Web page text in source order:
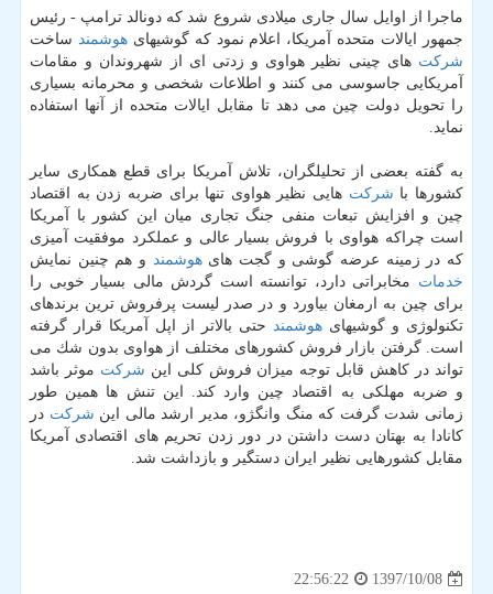
ماجرا از اوایل سال جاری میلادی شروع شد كه دونالد ترامپ - رئیس
جمهور ایالات متحده آمریكا، اعلام نمود كه گوشیهایهوشمند ساخت
شركت های چینی نظیر هواوی و زدتی ای از شهروندان و مقامات
آمریكایی جاسوسی می كنند و اطلاعات شخصی و محرمانه بسیاری
را تحویل دولت چین می دهد تا مقابل ایالات متحده از آنها استفاده
نماید.
به گفته بعضی از تحلیلگران، تلاش آمریكا برای قطع همكاری سایر
كشورها با شركت هایی نظیر هواوی تنها برای ضربه زدن به اقتصاد
چین و افزایش تبعات منفی جنگ تجاری میان این كشور با آمریكا
است چراكه هواوی با فروش بسیار عالی و عملكرد موفقیت آمیزی
كه در زمینه عرضه گوشی و گجت هایهوشمند و هم چنین نمایش
خدمات مخابراتی دارد، توانسته است گردش مالی بسیار خوبی را
برای چین به ارمغان بیاورد و در صدر لیست پرفروش ترین برندهای
تكنولوژی و گوشیهای هوشمند حتی بالاتر از اپل آمریكا قرار گرفته
است. گرفتن بازار فروش كشورهای مختلف از هواوی بدون شك می
تواند در كاهش قابل توجه میزان فروش كلی این شركت موثر باشد
و ضربه مهلكی به اقتصاد چین وارد كند. این تنش ها همین طور
زمانی شدت گرفت كه منگ وانگژو، مدیر ارشد مالی این شركت در
كانادا به بهتان دست داشتن در دور زدن تحریم های اقتصادی آمریكا
مقابل كشورهایی نظیر ایران دستگیر و بازداشت شد.
1397/10/08
22:56:22